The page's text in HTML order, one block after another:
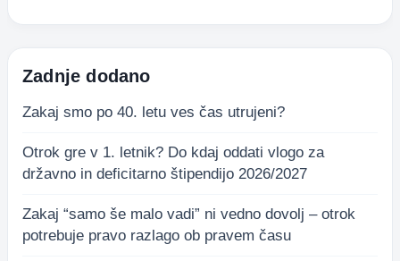
Zadnje dodano
Zakaj smo po 40. letu ves čas utrujeni?
Otrok gre v 1. letnik? Do kdaj oddati vlogo za
državno in deficitarno štipendijo 2026/2027
Zakaj “samo še malo vadi” ni vedno dovolj – otrok
potrebuje pravo razlago ob pravem času